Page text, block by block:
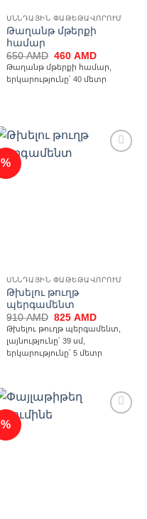
ՍՆՆԴԱՅԻՆ ՓԱԹԵԹԱՎՈՐՈՒՄ
Թաղանթ մթերքի
համար
650AMD Original
price
was:
650 AMD.
460AMDCurrent
price
is:
460 AMD.
Թաղանթ մթերքի համար,
երկարությունը՝ 40 մետր
%
ՍՆՆԴԱՅԻՆ ՓԱԹԵԹԱՎՈՐՈՒՄ
Թխելու թուղթ
պերգամենտ
910AMD Original
price
was:
910 AMD.
825AMDCurrent
price
Թխելու թուղթ պերգամենտ,
լայնությունը՝ 39 սմ,
երկարությունը՝ 5 մետր
%